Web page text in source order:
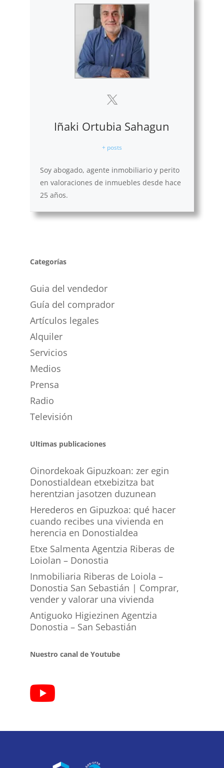
Iñaki Ortubia Sahagun
+ posts
Soy abogado, agente inmobiliario y perito
en valoraciones de inmuebles desde hace
25 años.
Categorías
Guia del vendedor
Guía del comprador
Artículos legales
Alquiler
Servicios
Medios
Prensa
Radio
Televisión
Ultimas publicaciones
Oinordekoak Gipuzkoan: zer egin
Donostialdean etxebizitza bat
herentzian jasotzen duzunean
Herederos en Gipuzkoa: qué hacer
cuando recibes una vivienda en
herencia en Donostialdea
Etxe Salmenta Agentzia Riberas de
Loiolan – Donostia
Inmobiliaria Riberas de Loiola –
Donostia San Sebastián | Comprar,
vender y valorar una vivienda
Antiguoko Higiezinen Agentzia
Donostia – San Sebastián
Nuestro canal de Youtube